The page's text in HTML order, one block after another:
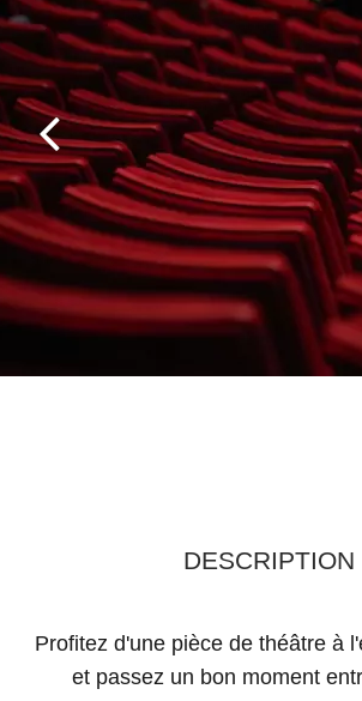
DESCRIPTION
Profitez d'une pièce de théâtre à
et passez un bon moment